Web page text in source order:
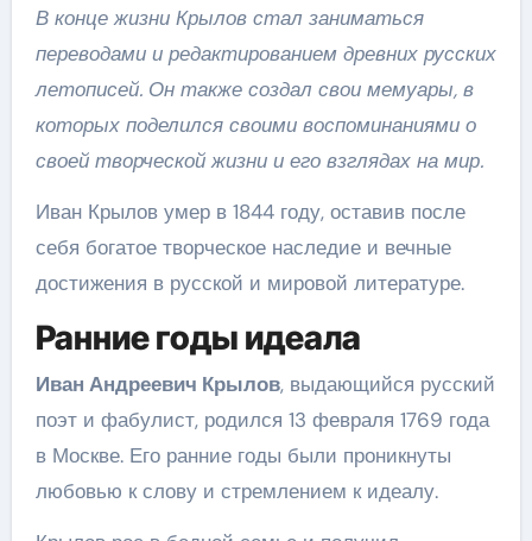
В конце жизни Крылов стал заниматься
переводами и редактированием древних русских
летописей. Он также создал свои мемуары, в
которых поделился своими воспоминаниями о
своей творческой жизни и его взглядах на мир.
Иван Крылов умер в 1844 году, оставив после
себя богатое творческое наследие и вечные
достижения в русской и мировой литературе.
Ранние годы идеала
Иван Андреевич Крылов, выдающийся русский
поэт и фабулист, родился 13 февраля 1769 года
в Москве. Его ранние годы были проникнуты
любовью к слову и стремлением к идеалу.